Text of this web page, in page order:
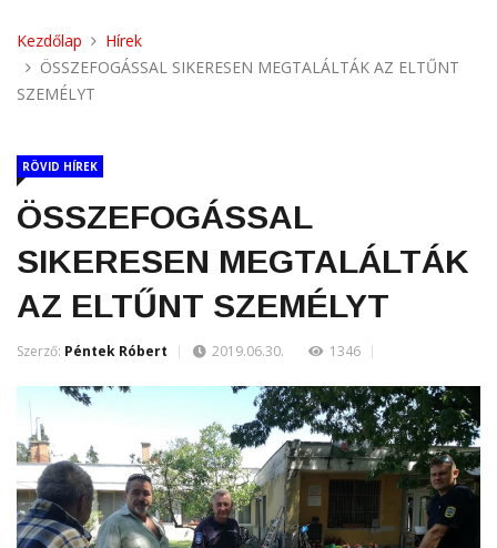
Kezdőlap
Hírek
ÖSSZEFOGÁSSAL SIKERESEN MEGTALÁLTÁK AZ ELTŰNT
SZEMÉLYT
RÖVID HÍREK
ÖSSZEFOGÁSSAL
SIKERESEN MEGTALÁLTÁK
AZ ELTŰNT SZEMÉLYT
Szerző: Péntek Róbert 2019.06.30. 1346